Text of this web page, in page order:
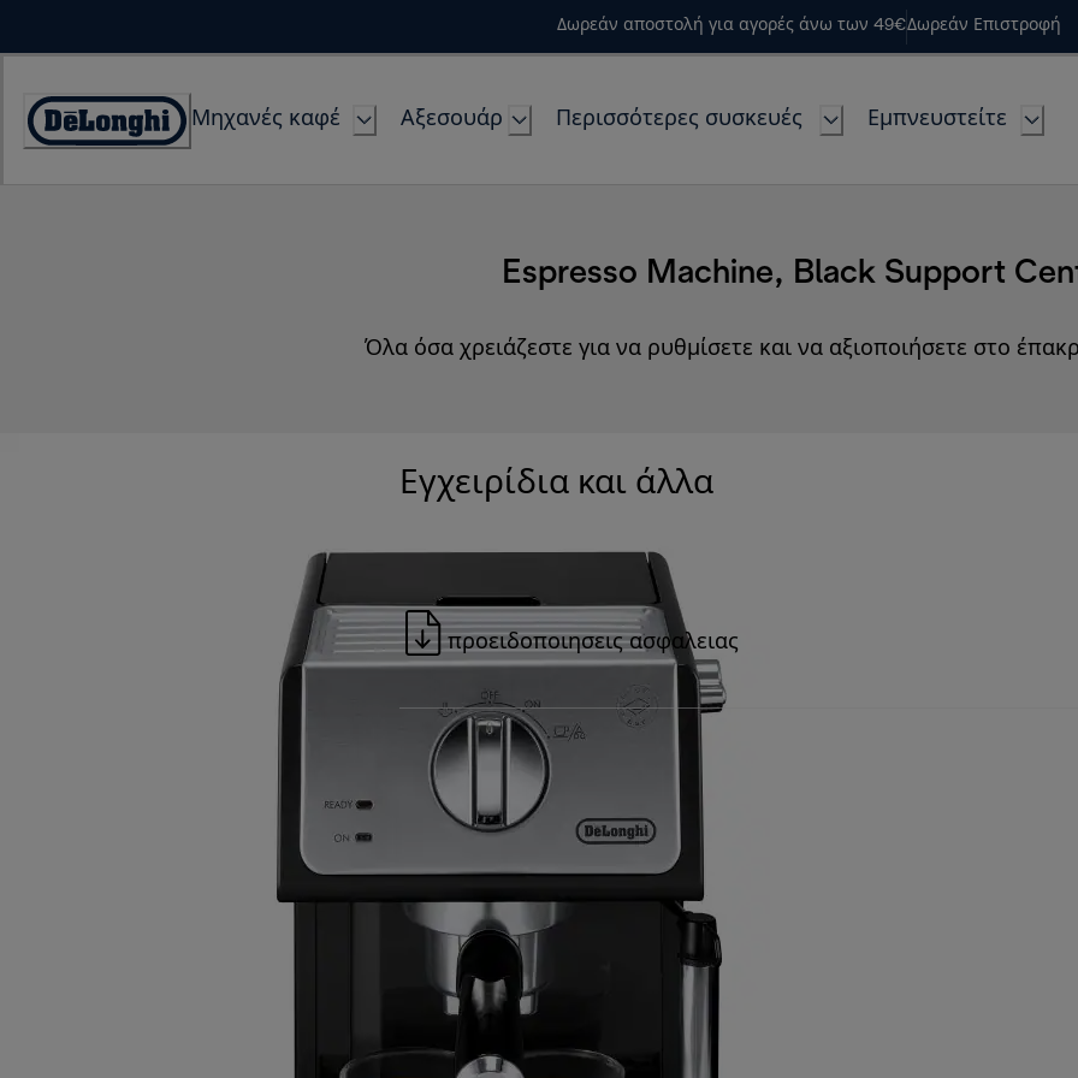
Δωρεάν αποστολή για αγορές άνω των 49€Δωρεάν Επιστροφή
Accessibility
Μηχανές καφέ Αξεσουάρ Περισσότερες συσκευές Εμπνευστείτε
Espresso Machine, Black Support
Όλα όσα χρειάζεστε για να ρυθμίσετε και να αξιοποιήσετε στο
Εγχειρίδια και άλλα
προειδοποιησεις ασφαλειας